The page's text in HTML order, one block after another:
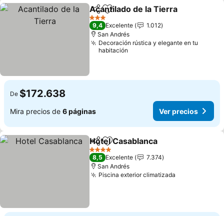
CompartirAgregar a favoritos
Acantilado de la Tierra
3 Estrellas
9,4 Excelente
1.012
San Andrés
Decoración rústica y elegante en tu
habitación
De $172.638
Mira precios de 6 páginas Ver precios
CompartirAgregar a favoritos
Hotel Casablanca
4 Estrellas
8,5 Excelente
7.374
San Andrés
Piscina exterior climatizada